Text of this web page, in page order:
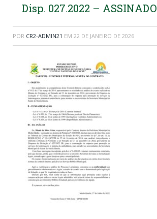
Disp. 027.2022 – ASSINADO
POR CR2-ADMIN21 EM 22 DE JANEIRO DE 2026